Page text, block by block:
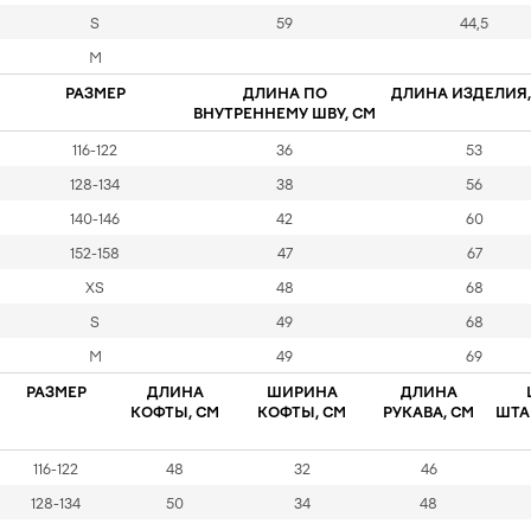
S 59 44,5
M
РАЗМЕР
ДЛИНА ПО
ВНУТРЕННЕМУ ШВУ, СМ
ДЛИНА
116-122 36 53
128-134 38 56
140-146 42 60
152-158 47 67
XS 48 68
S 49 68
M 49 69
РАЗМЕР
ДЛИНА
КОФТЫ, СМ
ШИРИНА
КОФТЫ, СМ
ДЛИНА
РУКАВА, СМ
116-122 48 32 46
128-134 50 34 48